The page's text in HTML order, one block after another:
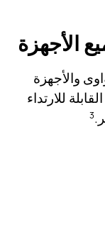
والأجهزة
للارتداء
3